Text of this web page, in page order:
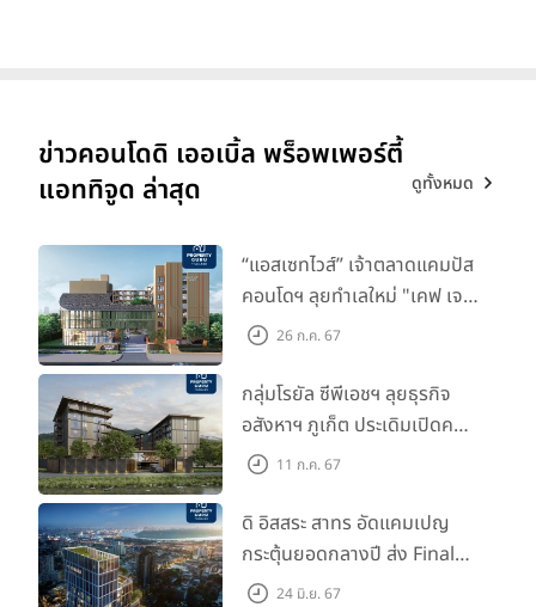
ข่าวคอนโดดิ เออเบิ้ล พร็อพเพอร์ตี้
แอททิจูด ล่าสุด
ดูทั้งหมด
“แอสเซทไวส์” เจ้าตลาดแคมปัส
คอนโดฯ ลุยทำเลใหม่ "เคฟ เจ
เนซิส นครปฐม" จับมือพาร์ท
26 ก.ค. 67
กลุ่มโรยัล ซีพีเอชฯ ลุยธุรกิจ
อสังหาฯ ภูเก็ต ประเดิมเปิดคอน
โดฯ "เลค อเวนิว ภูเก็ต" พรีเซล
11 ก.ค. 67
ดิ อิสสระ สาทร อัดแคมเปญ
กระตุ้นยอดกลางปี ส่ง Final
Call ห้องหลุดดาวน์ หั่นราคา
24 มิ.ย. 67